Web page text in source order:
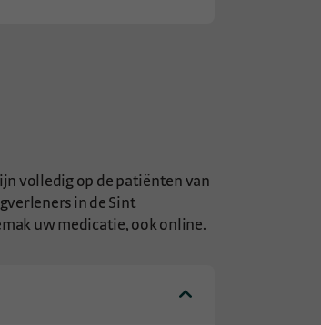
volledig op de patiënten van
in de Sint
uw medicatie, ook online.